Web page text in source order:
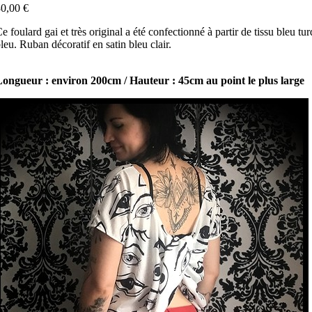
€
foulard gai et très original a été confectionné à partir de tissu bleu
Ruban décoratif en satin bleu clair.
: environ 200cm / Hauteur : 45cm au point le plus large